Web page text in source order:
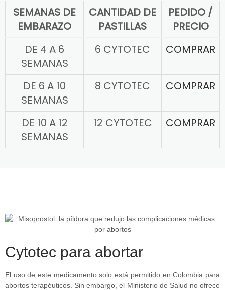
SEMANAS DE
EMBARAZO
CANTIDAD DE
PASTILLAS
PEDIDO /
PRECIO
DE 4 A 6
SEMANAS
6 CYTOTEC COMPRAR
DE 6 A 10
SEMANAS
8 CYTOTEC COMPRAR
DE 10 A 12
SEMANAS
12 CYTOTEC COMPRAR
Cytotec para abortar
El uso de este medicamento solo está permitido en Colombia para
abortos terapéuticos. Sin embargo, el Ministerio de Salud no ofrece